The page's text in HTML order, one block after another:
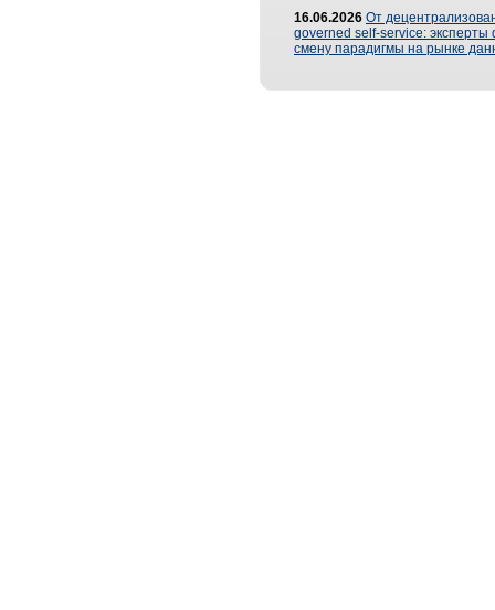
16.06.2026 От
governed self-service: эксперты
смену парадигмы на рынке